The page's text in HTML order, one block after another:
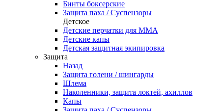
Бинты боксерские
Защита паха / Суспензоры
Детское
Детские перчатки для ММА
Детские капы
Детская защитная экипировка
Защита
Назад
Защита голени / шингарды
Шлема
Наколенники, защита локтей, ахиллов
Капы